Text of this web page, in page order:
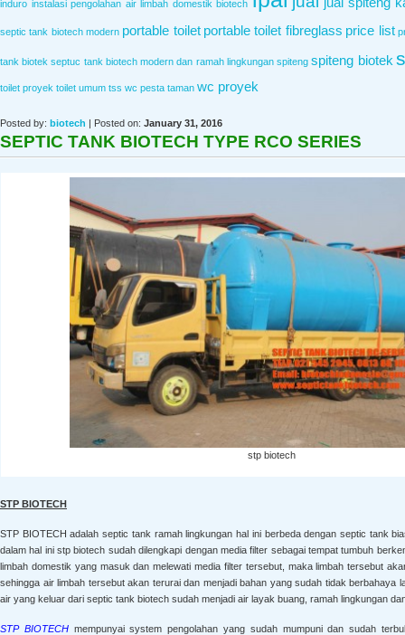
induro instalasi pengolahan air limbah domestik biotech
septic tank biotech modern portable toilet portable toilet fibreglass price list
tank biotek septuc tank biotech modern dan ramah lingkungan spiteng spiteng biotek
toilet proyek toilet umum tss wc pesta taman wc proyek
Posted by: biotech | Posted on: January 31, 2016
SEPTIC TANK BIOTECH TYPE RCO SERIES
stp biotech
STP BIOTECH
STP BIOTECH adalah septic tank ramah lingkungan hal ini berbeda dengan septic tank
dalam hal ini stp biotech sudah dilengkapi dengan media filter sebagai tempat tumbuh
limbah domestik yang masuk dan melewati media filter tersebut, maka limbah tersebut
sehingga air limbah tersebut akan terurai dan menjadi bahan yang sudah tidak berbahaya
air yang keluar dari septic tank biotech sudah menjadi air layak buang, ramah lingkungan
STP BIOTECHmempunyai system pengolahan yang sudah mumpuni dan sudah